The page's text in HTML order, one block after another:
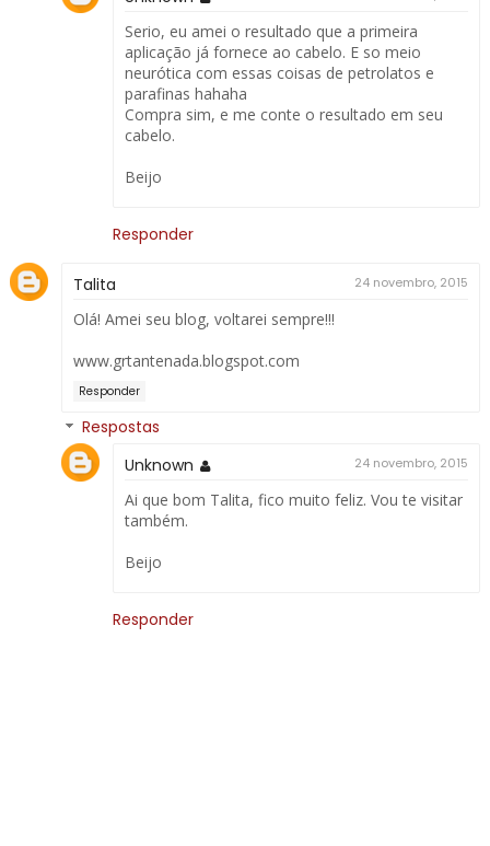
Serio, eu amei o resultado que a primeira
aplicação já fornece ao cabelo. E so meio
neurótica com essas coisas de petrolatos e
parafinas hahaha
Compra sim, e me conte o resultado em seu
cabelo.
Beijo
Responder
Talita 24 novembro, 2015
Olá! Amei seu blog, voltarei sempre!!!
www.grtantenada.blogspot.com
Responder
Respostas
Unknown
24 novembro, 2015
Ai que bom Talita, fico muito feliz. Vou te visitar
também.
Beijo
Responder